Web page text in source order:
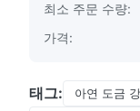
최소 주문 수량:
가격:
태그: 아연 도금